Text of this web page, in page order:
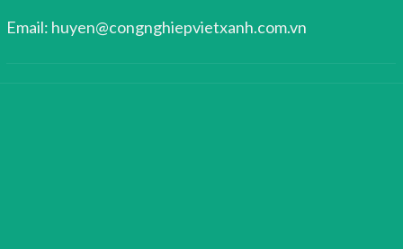
Email: huyen@congnghiepvietxanh.com.vn